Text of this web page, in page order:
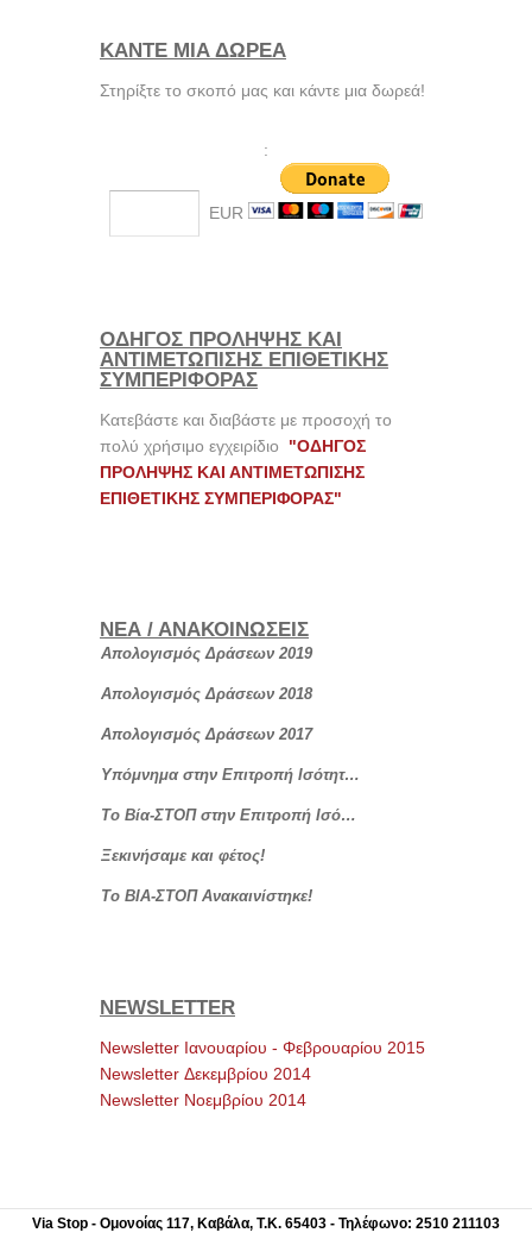
ΚΑΝΤΕ ΜΙΑ ΔΩΡΕΑ
Στηρίξτε το σκοπό μας και κάντε μια δωρεά!
:
EUR
ΟΔΗΓΟΣ ΠΡΟΛΗΨΗΣ ΚΑΙ
ΑΝΤΙΜΕΤΩΠΙΣΗΣ ΕΠΙΘΕΤΙΚΗΣ
ΣΥΜΠΕΡΙΦΟΡΑΣ
Κατεβάστε και διαβάστε με προσοχή το
πολύ χρήσιμο εγχειρίδιο
"ΟΔΗΓΟΣ
ΠΡΟΛΗΨΗΣ ΚΑΙ ΑΝΤΙΜΕΤΩΠΙΣΗΣ
ΕΠΙΘΕΤΙΚΗΣ ΣΥΜΠΕΡΙΦΟΡΑΣ"
ΝΕΑ / ΑΝΑΚΟΙΝΩΣΕΙΣ
Απολογισμός Δράσεων 2019
Απολογισμός Δράσεων 2018
Απολογισμός Δράσεων 2017
Υπόμνημα στην Επιτροπή Ισότητας, Νεολαίας και Δικαιωμάτων του Ανθρώπου
Το Βία-ΣΤΟΠ στην Επιτροπή Ισότητας, Νεολαίας και Δικαιωμάτων του Ανθρώπου
Ξεκινήσαμε και φέτος!
Το ΒΙΑ-ΣΤΟΠ Ανακαινίστηκε!
NEWSLETTER
Newsletter Ιανουαρίου - Φεβρουαρίου 2015
Newsletter Δεκεμβρίου 2014
Newsletter Νοεμβρίου 2014
Via Stop - Ομονοίας 117, Καβάλα, Τ.Κ. 65403 - Τηλέφωνο: 2510 211103